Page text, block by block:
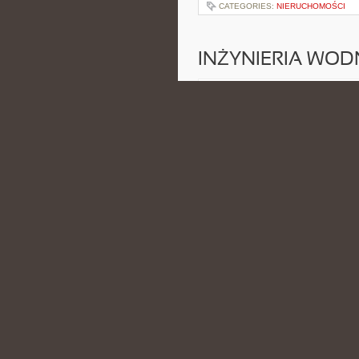
CATEGORIES: NIERUCHOMOŚCI
INŻYNIERIA